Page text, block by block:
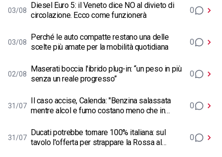
03/08
Diesel Euro 5: il Veneto dice NO al divieto di
circolazione. Ecco come funzionerà
0
03/08
Perché le auto compatte restano una delle
scelte più amate per la mobilità quotidiana
0
02/08
Maserati boccia l'ibrido plug-in: “un peso in più
senza un reale progresso”
0
31/07
Il caso accise, Calenda: "Benzina salassata
mentre alcol e fumo costano meno che in
0
31/07
Ducati potrebbe tornare 100% italiana: sul
tavolo l'offerta per strappare la Rossa al
0